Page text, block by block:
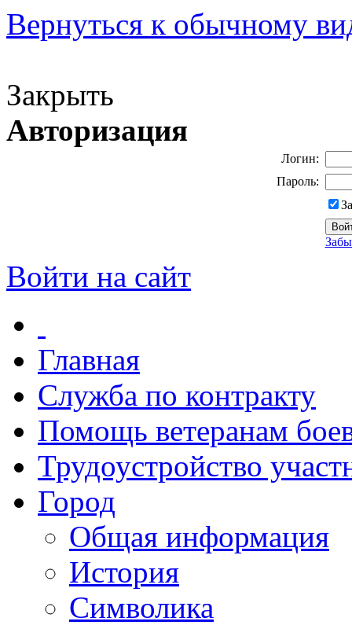
Вернуться к обычному
Закрыть
Авторизация
Логин:
Пароль:
Войти на сайт
Главная
Служба по контракту
Помощь ветеранам
Трудоустройство
Город
Общая информация
История
Символика